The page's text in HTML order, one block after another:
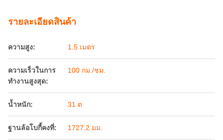
รายละเอียดสินค้า
ความสูง: 1.5 เมตร
ความเร็วในการ
ทำงานสูงสุด:
100 กม./ชม.
น้ำหนัก: 31 ต
ฐานล้อโบกี้คงที่: 1727.2 มม.